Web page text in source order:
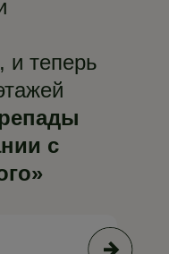
, и теперь
с